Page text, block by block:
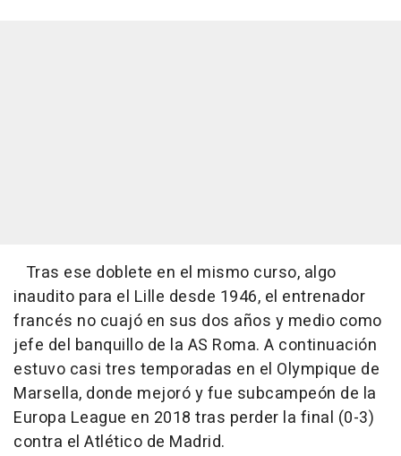
Tras ese doblete en el mismo curso, algo
inaudito para el Lille desde 1946, el entrenador
francés no cuajó en sus dos años y medio como
jefe del banquillo de la AS Roma. A continuación
estuvo casi tres temporadas en el Olympique de
Marsella, donde mejoró y fue subcampeón de la
Europa League en 2018 tras perder la final (0-3)
contra el Atlético de Madrid.